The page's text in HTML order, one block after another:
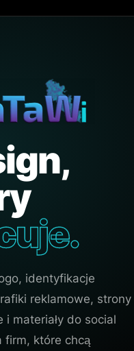
identyfikacje
reklamowe, strony
i materiały do social
firm, które chcą